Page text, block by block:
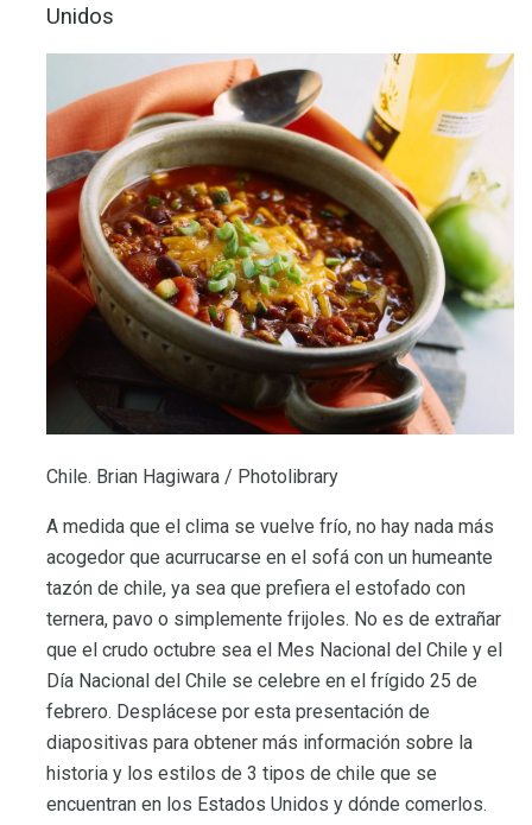
Unidos
Chile. Brian Hagiwara / Photolibrary
A medida que el clima se vuelve frío, no hay nada más
acogedor que acurrucarse en el sofá con un humeante
tazón de chile, ya sea que prefiera el estofado con
ternera, pavo o simplemente frijoles. No es de extrañar
que el crudo octubre sea el Mes Nacional del Chile y el
Día Nacional del Chile se celebre en el frígido 25 de
febrero. Desplácese por esta presentación de
diapositivas para obtener más información sobre la
historia y los estilos de 3 tipos de chile que se
encuentran en los Estados Unidos y dónde comerlos.